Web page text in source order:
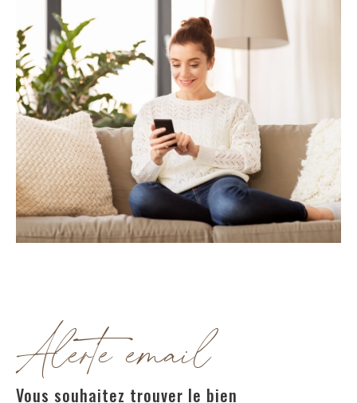
Alerte email
Vous souhaitez trouver le bien